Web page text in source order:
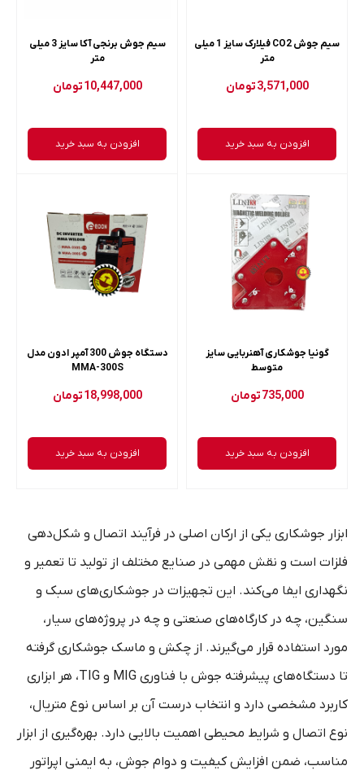
سیم جوش CO2 فیلارک سایز 1 میلی
متر
3,571,000تومان
افزودن به سبد خرید
سیم جوش برنجی آکا سایز 3 میلی
متر
10,447,000تومان
افزودن به سبد خرید
گونیا جوشکاری آهنربایی سایز
متوسط
735,000تومان
افزودن به سبد خرید
دستگاه جوش 300 آمپر ادون مدل
MMA-300S
18,998,000تومان
افزودن به سبد خرید
ابزار جوشکاری یکی از ارکان اصلی در فرآیند اتصال و شکل‌دهی
فلزات است و نقش مهمی در صنایع مختلف از تولید تا تعمیر و
نگهداری ایفا می‌کند. این تجهیزات در جوشکاری‌های سبک و
سنگین، چه در کارگاه‌های صنعتی و چه در پروژه‌های سیار،
مورد استفاده قرار می‌گیرند. از چکش و ماسک جوشکاری گرفته
تا دستگاه‌های پیشرفته جوش با فناوری MIG و TIG، هر ابزاری
کاربرد مشخصی دارد و انتخاب درست آن بر اساس نوع متریال،
نوع اتصال و شرایط محیطی اهمیت بالایی دارد. بهره‌گیری از ابزار
مناسب، ضمن افزایش کیفیت و دوام جوش، به ایمنی اپراتور